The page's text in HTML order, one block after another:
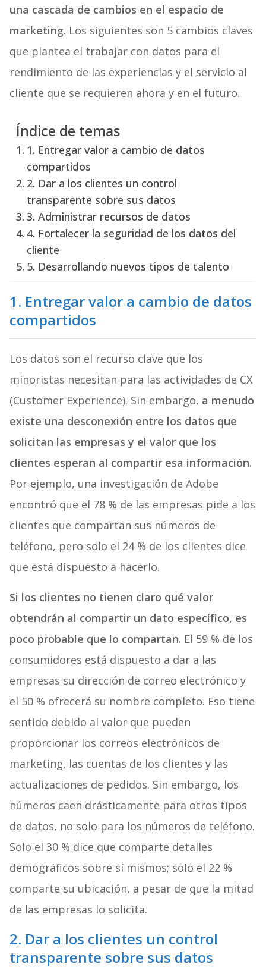
una cascada de cambios en el espacio de
marketing. Los siguientes son 5 cambios claves
que plantea el trabajar con datos para el
rendimiento de las experiencias y el servicio al
cliente que se requieren ahora y en el futuro.
Índice de temas
1. Entregar valor a cambio de datos
compartidos
2. Dar a los clientes un control
transparente sobre sus datos
3. Administrar recursos de datos
4. Fortalecer la seguridad de los datos del
cliente
5. Desarrollando nuevos tipos de talento
1. Entregar valor a cambio de datos
compartidos
Los datos son el recurso clave que los
minoristas necesitan para las actividades de CX
(Customer Experience). Sin embargo, a menudo
existe una desconexión entre los datos que
solicitan las empresas y el valor que los
clientes esperan al compartir esa información.
Por ejemplo, una investigación de Adobe
encontró que el 78 % de las empresas pide a los
clientes que compartan sus números de
teléfono, pero solo el 24 % de los clientes dice
que está dispuesto a hacerlo.
Si los clientes no tienen claro qué valor
obtendrán al compartir un dato específico, es
poco probable que lo compartan. El 59 % de los
consumidores está dispuesto a dar a las
empresas su dirección de correo electrónico y
el 50 % ofrecerá su nombre completo. Eso tiene
sentido debido al valor que pueden
proporcionar los correos electrónicos de
marketing, las cuentas de los clientes y las
actualizaciones de pedidos. Sin embargo, los
números caen drásticamente para otros tipos
de datos, no solo para los números de teléfono.
Solo el 30 % dice que comparte detalles
demográficos sobre sí mismos; solo el 22 %
comparte su ubicación, a pesar de que la mitad
de las empresas lo solicita.
2. Dar a los clientes un control
transparente sobre sus datos